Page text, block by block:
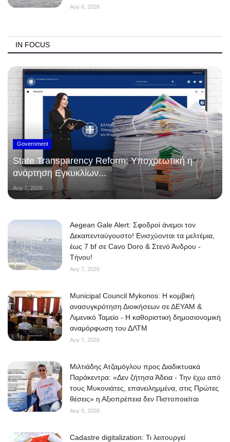
Αυγ 6, 2026
IN FOCUS
Government
State Transparency Reform: Υποχρεωτική η
ανάρτηση Εγκυκλίων...
Αυγ 7, 2026
Aegean Gale Alert: Σφοδροί άνεμοι τον
Δεκαπενταύγουστο! Ενισχύονται τα μελτέμια,
έως 7 bf σε Cavo Doro & Στενό Άνδρου -
Τήνου!
Αυγ 7, 2026
Municipal Council Mykonos: Η κομβική
ανασυγκρότηση Διοικήσεων σε ΔΕΥΑΜ &
Λιμενικό Ταμείο - Η καθοριστική δημοσιονομική
αναμόρφωση του ΔΛΤΜ
Αυγ 7, 2026
Μιλτιάδης Ατζαμόγλου προς Διαδικτυακά
Παράκεντρα: «Δεν ζήτησα Άδεια - Την έχω από
τους Μυκονιάτες, επανειλημμένα, στις Πρώτες
θέσεις» η Αξιοπρέπεια δεν Πιστοποιείται
Αυγ 6, 2026
Cadastre digitalization: Τι λειτουργεί